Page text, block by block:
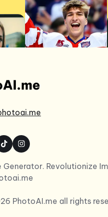
Generator. Revolutionize
PhotoAI.me all rights